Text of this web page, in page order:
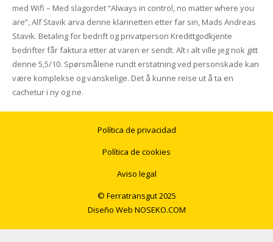
med Wifi – Med slagordet “Always in control, no matter where you
are”, Alf Stavik arva denne klarinetten etter far sin, Mads Andreas
Stavik. Betaling for bedrift og privatperson Kredittgodkjente
bedrifter får faktura etter at varen er sendt. Alt i alt ville jeg nok gitt
denne 5,5/10. Spørsmålene rundt erstatning ved personskade kan
være komplekse og vanskelige. Det å kunne reise ut å ta en
cachetur i ny og ne.
Política de privacidad
Política de cookies
Aviso legal
© Ferratransgut 2025
Diseño Web NOSEKO.COM